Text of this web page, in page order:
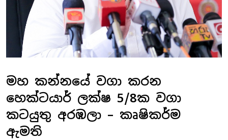
මහ කන්නයේ වගා කරන
හෙක්ටයාර් ලක්ෂ 5/8ක වගා
කටයුතු අරඹලා – කෘෂිකර්ම
ඇමති